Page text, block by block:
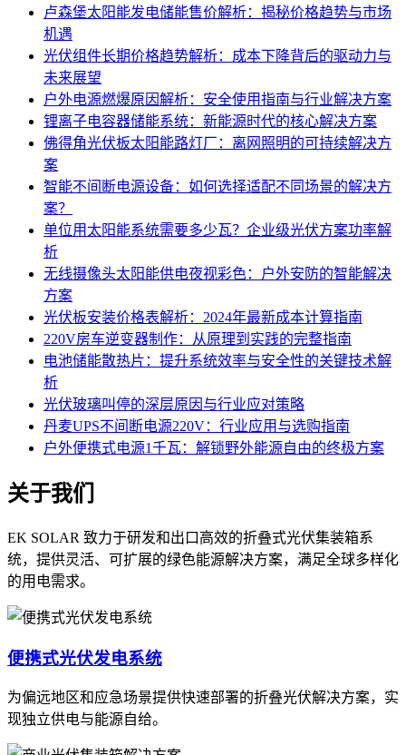
卢森堡太阳能发电储能售价解析：揭秘价格趋势与市场
机遇
光伏组件长期价格趋势解析：成本下降背后的驱动力与
未来展望
户外电源燃爆原因解析：安全使用指南与行业解决方案
锂离子电容器储能系统：新能源时代的核心解决方案
佛得角光伏板太阳能路灯厂：离网照明的可持续解决方
案
智能不间断电源设备：如何选择适配不同场景的解决方
案？
单位用太阳能系统需要多少瓦？企业级光伏方案功率解
析
无线摄像头太阳能供电夜视彩色：户外安防的智能解决
方案
光伏板安装价格表解析：2024年最新成本计算指南
220V房车逆变器制作：从原理到实践的完整指南
电池储能散热片：提升系统效率与安全性的关键技术解
析
光伏玻璃叫停的深层原因与行业应对策略
丹麦UPS不间断电源220V：行业应用与选购指南
户外便携式电源1千瓦：解锁野外能源自由的终极方案
关于我们
EK SOLAR 致力于研发和出口高效的折叠式光伏集装箱系
统，提供灵活、可扩展的绿色能源解决方案，满足全球多样化
的用电需求。
便携式光伏发电系统
为偏远地区和应急场景提供快速部署的折叠光伏解决方案，实
现独立供电与能源自给。